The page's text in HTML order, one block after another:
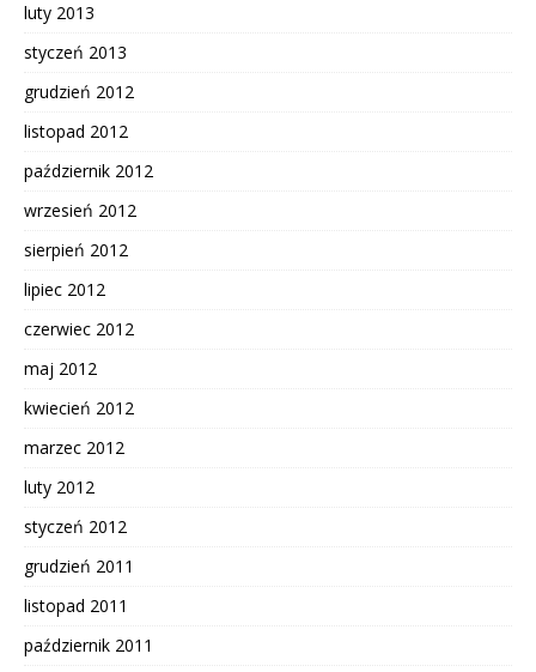
luty 2013
styczeń 2013
grudzień 2012
listopad 2012
październik 2012
wrzesień 2012
sierpień 2012
lipiec 2012
czerwiec 2012
maj 2012
kwiecień 2012
marzec 2012
luty 2012
styczeń 2012
grudzień 2011
listopad 2011
październik 2011